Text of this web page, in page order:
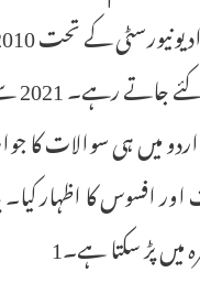
قائم
میں ہی سوالات کا
افسوس کا اظہار کیا۔
میں پڑ سکتا ہے۔1